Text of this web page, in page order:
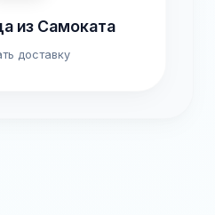
из Самоката
доставку